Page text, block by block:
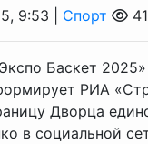
9:53 | Спорт
Баскет
РИА
Дворца
в социальной